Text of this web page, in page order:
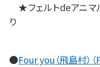
★フェルトdeアニマ
り
●Four you（飛島村）